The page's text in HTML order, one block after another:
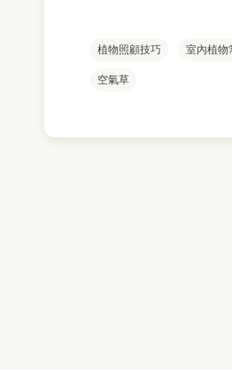
植物照顧技巧 室內植物
空氣草